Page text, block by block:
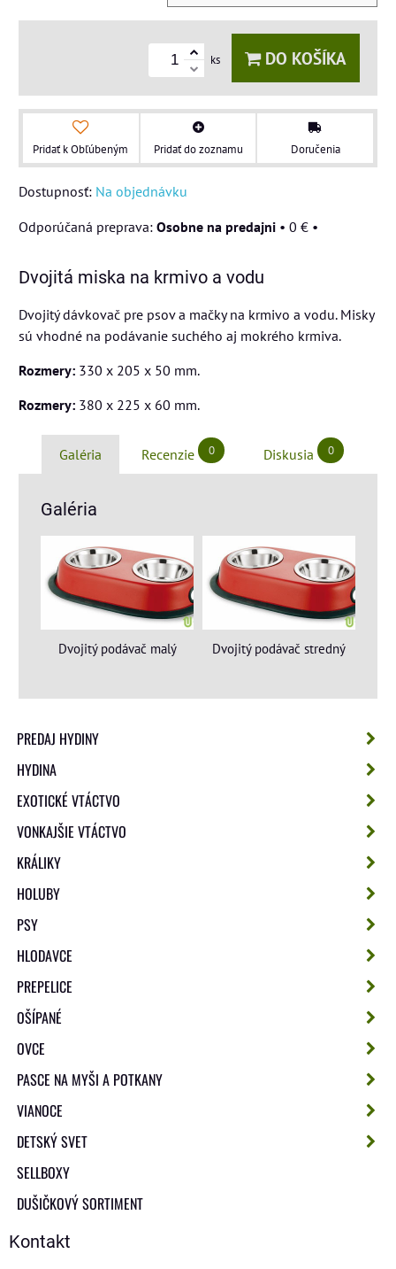
ks DO KOŠÍKA
Pridať k Obľúbeným Pridať do zoznamu Doručenia
Dostupnosť: Na objednávku
Osobne na predajni • 0 € •
Dvojitá miska na krmivo a vodu
Dvojitý dávkovač pre psov a mačky na krmivo a vodu. Misky
sú vhodné na podávanie suchého aj mokrého krmiva.
Rozmery: 330 x 205 x 50 mm.
Rozmery: 380 x 225 x 60 mm.
Galéria Recenzie 0 Diskusia 0
Galéria
Dvojitý podávač malý Dvojitý podávač stredný
PREDAJ HYDINY
HYDINA
EXOTICKÉ VTÁCTVO
VONKAJŠIE VTÁCTVO
KRÁLIKY
HOLUBY
PSY
HLODAVCE
PREPELICE
OŠÍPANÉ
OVCE
PASCE NA MYŠI A POTKANY
VIANOCE
DETSKÝ SVET
SELLBOXY
DUŠIČKOVÝ SORTIMENT
Kontakt